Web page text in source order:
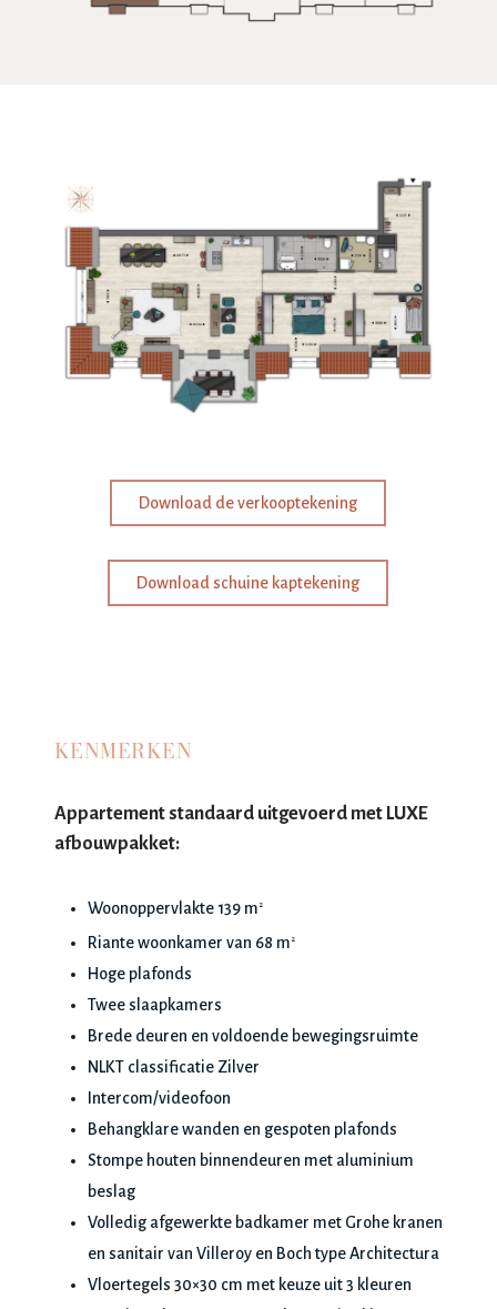
KENMERKEN
Appartement standaard uitgevoerd met LUXE
afbouwpakket:
Woonoppervlakte 139 m 2
Riante woonkamer van 68 m 2
Hoge plafonds
Twee slaapkamers
Brede deuren en voldoende bewegingsruimte
NLKT classificatie Zilver
Intercom/videofoon
Behangklare wanden en gespoten plafonds
Stompe houten binnendeuren met aluminium
beslag
Volledig afgewerkte badkamer met Grohe kranen
en sanitair van Villeroy en Boch type Architectura
Vloertegels 30×30 cm met keuze uit 3 kleuren
Download de verkooptekening
Download schuine kaptekening